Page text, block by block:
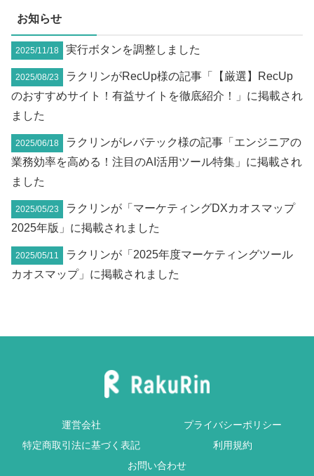
お知らせ
2025/11/18 実行ボタンを調整しました
2025/08/23
ラクリンがRecUp様の記事「【厳選】RecUp
のおすすめサイト！有益サイトを徹底紹介！」に掲載され
ました
2025/06/18
ラクリンがレバテック様の記事「エンジニアの
業務効率を高める！注目のAI活用ツール特集」に掲載され
ました
2025/05/23
ラクリンが「マーケティングDXカオスマップ
2025年版」に掲載されました
2025/05/11
ラクリンが「2025年度マーケティングツール
カオスマップ」に掲載されました
運営会社
プライバシーポリシー
特定商取引法に基づく表記
利用規約
お問い合わせ